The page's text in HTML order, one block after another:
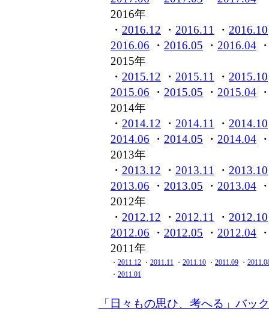
2016年
・ 2016.12 ・ 2016.11 ・ 2016.10
2016.06 ・ 2016.05 ・ 2016.04
2015年
・ 2015.12 ・ 2015.11 ・ 2015.10
2015.06 ・ 2015.05 ・ 2015.04
2014年
・ 2014.12 ・ 2014.11 ・ 2014.10
2014.06 ・ 2014.05 ・ 2014.04
2013年
・ 2013.12 ・ 2013.11 ・ 2013.10
2013.06 ・ 2013.05 ・ 2013.04
2012年
・ 2012.12 ・ 2012.11 ・ 2012.10
2012.06 ・ 2012.05 ・ 2012.04
2011年
・ 2011.12 ・ 2011.11 ・ 2011.10 ・ 2011.09 ・
・ 2011.01
「日々もの思ひ、考へる」バッ